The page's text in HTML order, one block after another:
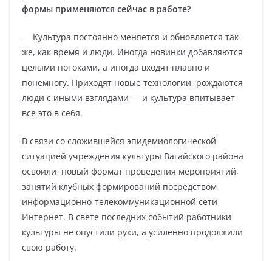
формы применяются сейчас в работе?
— Культура постоянно меняется и обновляется так
же, как время и люди. Иногда новинки добавляются
целыми потоками, а иногда входят плавно и
понемногу. Приходят новые технологии, рождаются
люди с иными взглядами — и культура впитывает
все это в себя.
В связи со сложившейся эпидемиологической
ситуацией учреждения культуры Вагайского района
освоили новый формат проведения мероприятий,
занятий клубных формирований посредством
информационно-телекоммуникационной сети
Интернет. В свете последних событий работники
культуры не опустили руки, а усиленно продолжили
свою работу.